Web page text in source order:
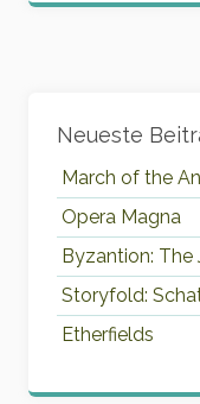
Neueste
March of the
Opera Magna
Byzantion: The
Storyfold:
Etherfields